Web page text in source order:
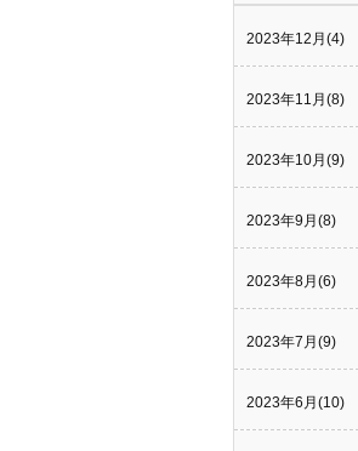
2023年12月(4)
2023年11月(8)
2023年10月(9)
2023年9月(8)
2023年8月(6)
2023年7月(9)
2023年6月(10)